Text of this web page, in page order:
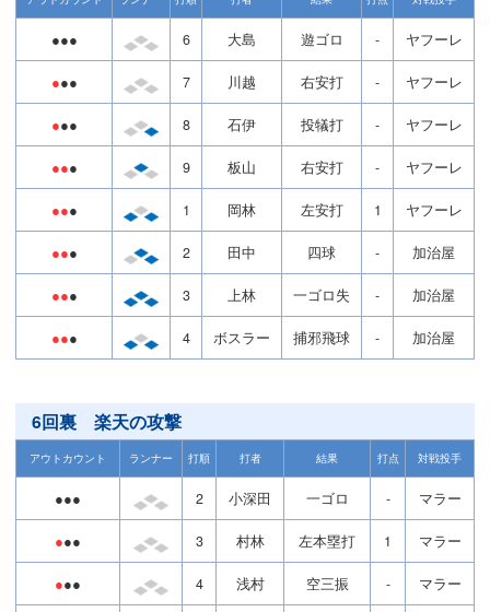
●●● 6 大島 遊ゴロ - ヤフーレ
●●● 7 川越 右安打 - ヤフーレ
●●● 8 石伊 投犠打 - ヤフーレ
●●● 9 板山 右安打 - ヤフーレ
●●● 1 岡林 左安打 1 ヤフーレ
●●● 2 田中 四球 - 加治屋
●●● 3 上林 一ゴロ失 - 加治屋
●●● 4 ボスラー 捕邪飛球 - 加治屋
6回裏 楽天の攻撃
アウトカウント ランナー 打順 打者 結果 打点 対戦投手
●●● 2 小深田 一ゴロ - マラー
●●● 3 村林 左本塁打 1 マラー
●●● 4 浅村 空三振 - マラー